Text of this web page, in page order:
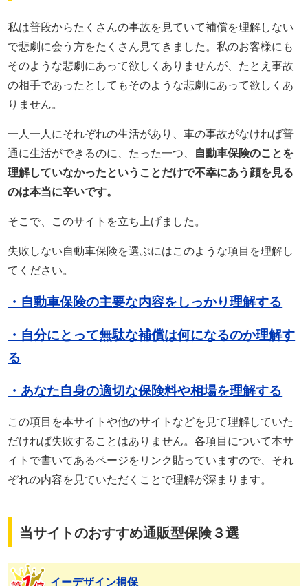
私は普段からたくさんの事故を見ていて補償を理解しない
で悲劇に会う方をたくさん見てきました。私のお客様にも
そのような悲劇にあって欲しくありませんが、たとえ事故
の相手であったとしてもそのような悲劇にあって欲しくあ
りません。
一人一人にそれぞれの生活があり、車の事故がなければ普
通に生活ができるのに、たった一つ、
自動車保険のことを
理解していなかったということだけで不幸にあう顔を見る
のは本当に辛いです。
そこで、このサイトを立ち上げました。
失敗しない自動車保険を選ぶにはこのような項目を理解し
てください。
・自動車保険の主要な内容をしっかり理解する
・自分にとって無駄な補償は何になるのか理解す
る
・あなた自身の適切な保険料や相場を理解する
この項目を本サイトや他のサイトなどを見て理解していた
だければ失敗することはありません。各項目について本サ
イトで書いてあるページをリンク貼っていますので、それ
ぞれの内容を見ていただくことで理解が深まります。
当サイトのおすすめ通販型保険３選
イーデザイン損保